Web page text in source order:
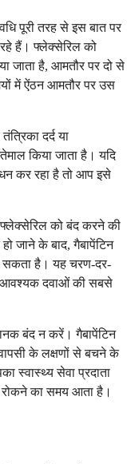
पूरी तरह से इस बात पर
रहे हैं। फ्लेक्सेरिल को
जाता है, आमतौर पर दो से
में ऐंठन आमतौर पर उस
दर्द या
किया जाता है। यदि
कर रहा है तो आप इसे
को बंद करने की
जाने के बाद, गैबापेंटिन
सकता है। यह चरण-दर-
आवश्यक दवाओं की सबसे
बंद न करें। गैबापेंटिन
के लक्षणों से बचने के
स्वास्थ्य सेवा प्रदाता
रोकने का समय आता है।